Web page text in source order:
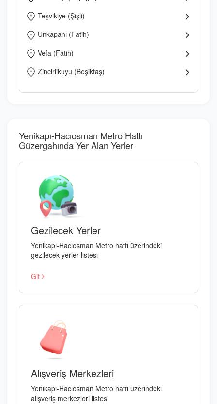
Teşvikiye (Şişli)
Unkapanı (Fatih)
Vefa (Fatih)
Zincirlikuyu (Beşiktaş)
Yenikapı-Hacıosman Metro Hattı
Güzergahında Yer Alan Yerler
Gezilecek Yerler
Yenikapı-Hacıosman Metro hattı üzerindeki
gezilecek yerler listesi
Git
Alışveriş Merkezleri
Yenikapı-Hacıosman Metro hattı üzerindeki
alışveriş merkezleri listesi